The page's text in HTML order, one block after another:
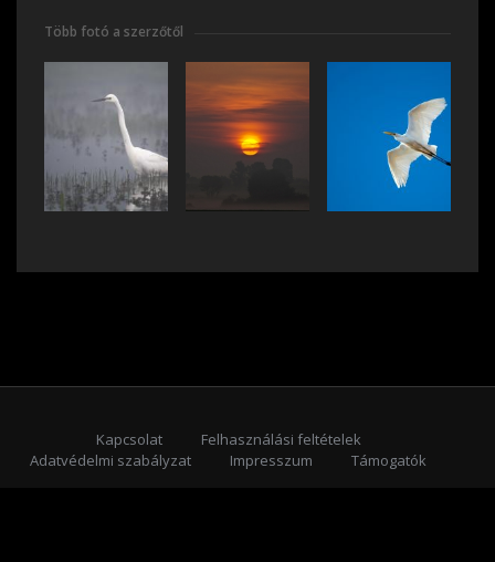
Több fotó a szerzőtől
Kapcsolat
Felhasználási feltételek
Adatvédelmi szabályzat
Impresszum
Támogatók